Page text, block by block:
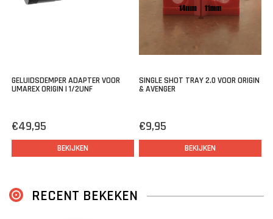
GELUIDSDEMPER ADAPTER VOOR
UMAREX ORIGIN | 1/2UNF
€49,95
BEKIJKEN
SINGLE SHOT TRAY 2.0 VOOR ORIGIN
& AVENGER
€9,95
BEKIJKEN
RECENT BEKEKEN